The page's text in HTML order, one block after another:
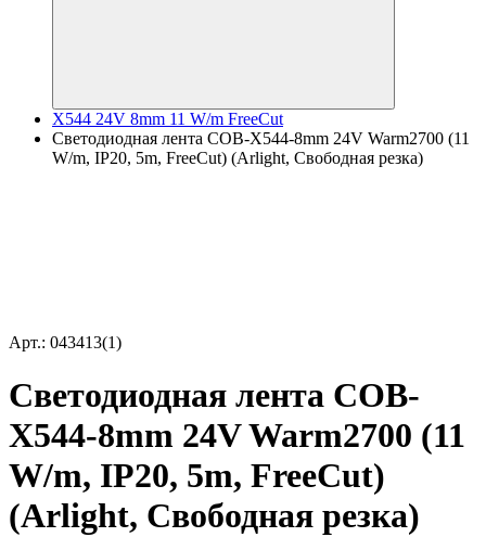
X544 24V 8mm 11 W/m FreeCut
Светодиодная лента COB-X544-8mm 24V Warm2700 (11
W/m, IP20, 5m, FreeCut) (Arlight, Свободная резка)
Арт.: 043413(1)
Светодиодная лента COB-
X544-8mm 24V Warm2700 (11
W/m, IP20, 5m, FreeCut)
(Arlight, Свободная резка)